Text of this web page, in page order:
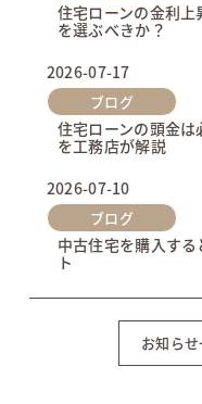
住宅ローンの金利
を選ぶべきか？
2026-07-17
ブログ
住宅ローンの頭金
を工務店が解説
2026-07-10
ブログ
中古住宅を購入す
ト
お知ら